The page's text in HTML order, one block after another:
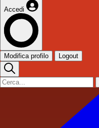
Accedi
Modifica profilo Logout